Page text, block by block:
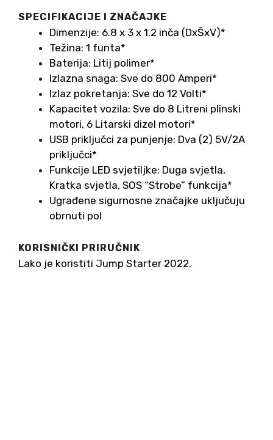
SPECIFIKACIJE I ZNAČAJKE
Dimenzije: 6.8 x 3 x 1.2 inča (DxŠxV)*
Težina: 1 funta*
Baterija: Litij polimer*
Izlazna snaga: Sve do 800 Amperi*
Izlaz pokretanja: Sve do 12 Volti*
Kapacitet vozila: Sve do 8 Litreni plinski
motori, 6 Litarski dizel motori*
USB priključci za punjenje: Dva (2) 5V/2A
priključci*
Funkcije LED svjetiljke: Duga svjetla,
Kratka svjetla, SOS “Strobe” funkcija*
Ugrađene sigurnosne značajke uključuju
obrnuti pol
KORISNIČKI PRIRUČNIK
Lako je koristiti Jump Starter 2022.